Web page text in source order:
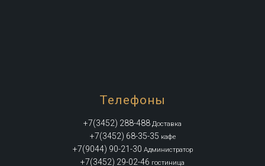
Телефоны
+7(3452) 288-488 Доставка
+7(3452) 68-35-35 кафе
+7(9044) 90-21-30 Администратор
+7(3452) 29-02-46 гостиница